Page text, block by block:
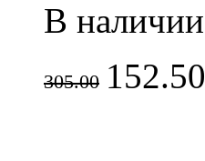
В наличии
305.00 152.50